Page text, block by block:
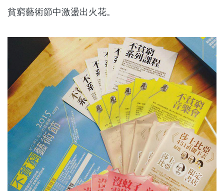
貧窮藝術節中激盪出火花。